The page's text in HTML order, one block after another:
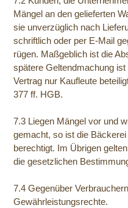
Mängel an den gelieferten
sie unverzüglich nach
schriftlich oder per E-Mail
rügen. Maßgeblich ist die
spätere Geltendmachung
Vertrag nur Kaufleute
377 ff. HGB.
7.3 Liegen Mängel vor und
gemacht, so ist die
berechtigt. Im Übrigen
die gesetzlichen
7.4 Gegenüber
Gewährleistungsrechte.